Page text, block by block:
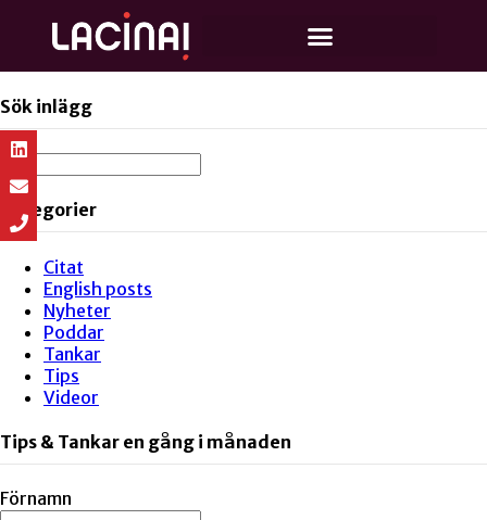
Sök inlägg
Kategorier
Citat
English posts
Nyheter
Poddar
Tankar
Tips
Videor
Tips & Tankar en gång i månaden
Förnamn